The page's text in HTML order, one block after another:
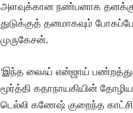
அளவுக்கான நண்பனாக தனக்கு
துடுக்குத் தனமாகவும்
முருகேசன்.
‘இந்த லைஃப் என்ஜாய்
மூர்த்தி கதாநாயகியின்
டெல்லி கணேஷ் குறைந்த